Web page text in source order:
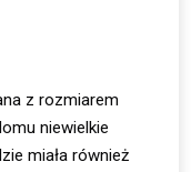
z rozmiarem
niewielkie
miała również